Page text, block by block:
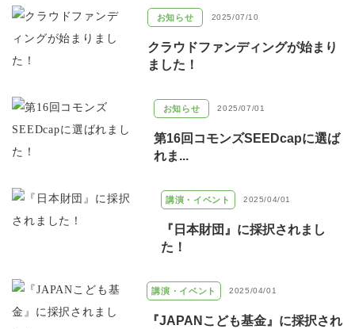
お知らせ 2025/07/10
クラウドファンディングが始まり
ました！
お知らせ 2025/07/01
第16回コモンズSEEDcapに選ば
れま...
講演・イベント 2025/04/01
『日本財団』に採択されまし
た！
講演・イベント 2025/04/01
『JAPANこども基金』に採択され